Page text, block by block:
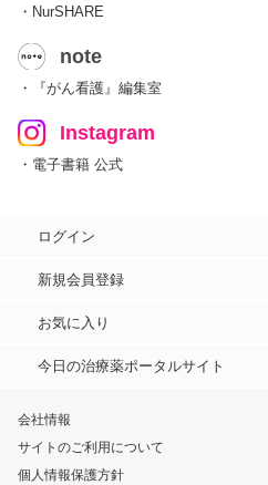
・NurSHARE
note
・『がん看護』編集室
Instagram
・電子書籍 公式
ログイン
新規会員登録
お気に入り
今日の治療薬ポータルサイト
会社情報
サイトのご利用について
個人情報保護方針